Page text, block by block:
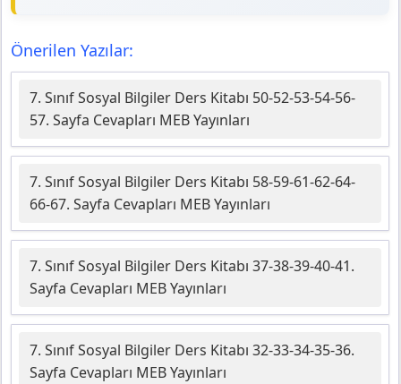
Önerilen Yazılar:
7. Sınıf Sosyal Bilgiler Ders Kitabı 50-52-53-54-56-
57. Sayfa Cevapları MEB Yayınları
7. Sınıf Sosyal Bilgiler Ders Kitabı 58-59-61-62-64-
66-67. Sayfa Cevapları MEB Yayınları
7. Sınıf Sosyal Bilgiler Ders Kitabı 37-38-39-40-41.
Sayfa Cevapları MEB Yayınları
7. Sınıf Sosyal Bilgiler Ders Kitabı 32-33-34-35-36.
Sayfa Cevapları MEB Yayınları